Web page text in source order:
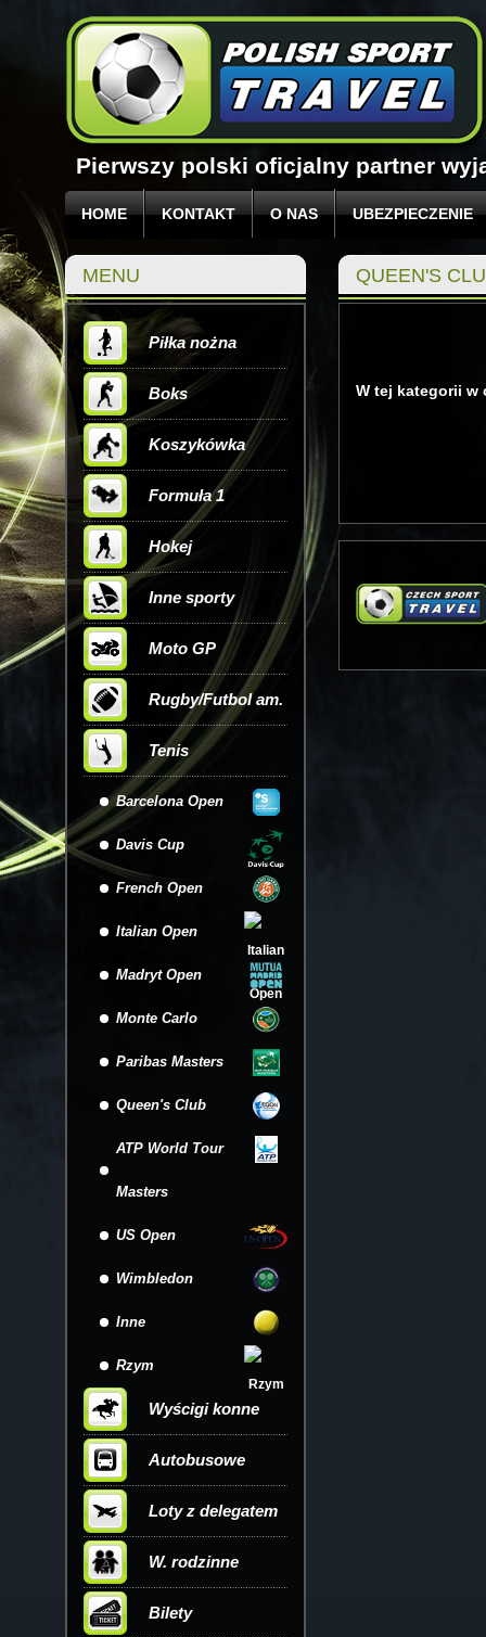
Pierwszy polski oficjalny partner
HOME KONTAKT O NAS UBEZPIECZENIE
MENU
Piłka nożna
Boks
Koszykówka
Formuła 1
Hokej
Inne sporty
Moto GP
Rugby/Futbol am.
Tenis
Barcelona Open
Davis Cup
French Open
Italian Open
Madryt Open
Monte Carlo
Paribas Masters
Queen's Club
ATP World Tour
Masters
US Open
Wimbledon
Inne
Rzym
Wyścigi konne
Autobusowe
Loty z delegatem
W. rodzinne
Bilety
QUEEN'S
W tej kategorii w